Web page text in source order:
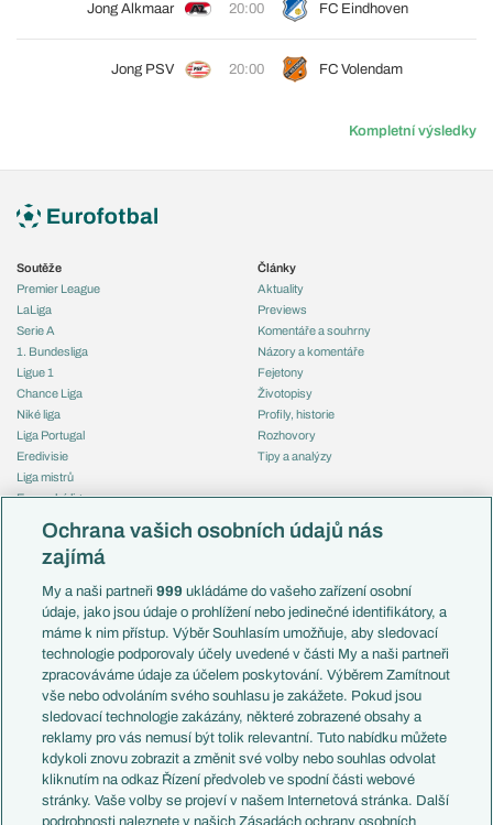
Jong Alkmaar 20:00 FC Eindhoven
Jong PSV 20:00 FC Volendam
Kompletní výsledky
Soutěže
Premier League
LaLiga
Serie A
1. Bundesliga
Ligue 1
Chance Liga
Niké liga
Liga Portugal
Eredivisie
Liga mistrů
Evropská liga
Mistrovství světa
Liga národů
Témata
Představení týmů MS
EuroSkauting
PL v kostce
Evropské koeficienty
Přestupy
Přestupové spekulace
Zranění
Kluby
Arsenal FC
Články
Aktuality
Previews
Komentáře a souhrny
Názory a komentáře
Fejetony
Životopisy
Profily, historie
Rozhovory
Tipy a analýzy
Česko
Francie
Itálie
Německo
Španělsko
Argentina
Brazílie
Přestupy
Zápasy
Livescore
Tipovací soutěž
Ochrana vašich osobních údajů nás
zajímá
My a naši partneři999 ukládáme do vašeho zařízení osobní
údaje, jako jsou údaje o prohlížení nebo jedinečné identifikátory, a
máme k nim přístup. Výběr Souhlasím umožňuje, aby sledovací
technologie podporovaly účely uvedené v části My a naši partneři
zpracováváme údaje za účelem poskytování. Výběrem Zamítnout
vše nebo odvoláním svého souhlasu je zakážete. Pokud jsou
sledovací technologie zakázány, některé zobrazené obsahy a
reklamy pro vás nemusí být tolik relevantní. Tuto nabídku můžete
kdykoli znovu zobrazit a změnit své volby nebo souhlas odvolat
kliknutím na odkaz Řízení předvoleb ve spodní části webové
stránky. Vaše volby se projeví v našem Internetová stránka. Další
podrobnosti naleznete v našich Zásadách ochrany osobních